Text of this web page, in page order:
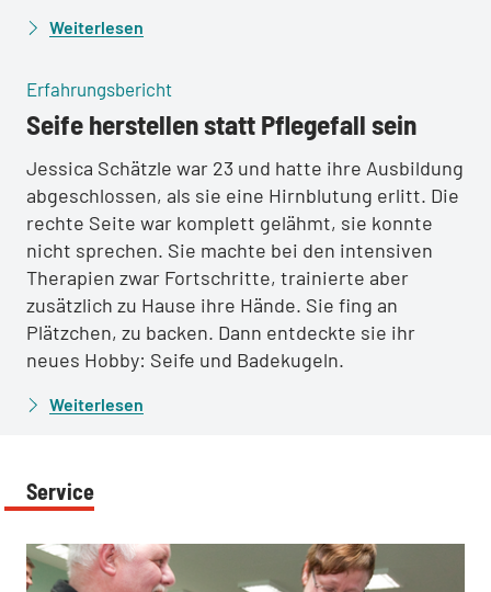
Weiterlesen
Erfahrungsbericht:
Seife herstellen statt Pflegefall sein
Jessica Schätzle war 23 und hatte ihre Ausbildung
abgeschlossen, als sie eine Hirnblutung erlitt. Die
rechte Seite war komplett gelähmt, sie konnte
nicht sprechen. Sie machte bei den intensiven
Therapien zwar Fortschritte, trainierte aber
zusätzlich zu Hause ihre Hände. Sie fing an
Plätzchen, zu backen. Dann entdeckte sie ihr
neues Hobby: Seife und Badekugeln.
Weiterlesen
Service